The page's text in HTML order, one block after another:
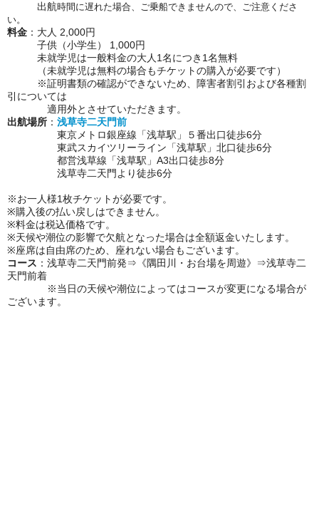
出航時間に遅れた場合、ご乗船できませんので、ご注意くださ
い。
料金 ：大人 2,000円
子供（小学生） 1,000円
未就学児は一般料金の大人1名につき1名無料
（未就学児は無料の場合もチケットの購入が必要です）
※証明書類の確認ができないため、障害者割引および各種割
引については
適用外とさせていただきます。
出航場所 ： 浅草寺二天門前
東京メトロ銀座線「浅草駅」５番出口徒歩6分
東武スカイツリーライン「浅草駅」北口徒歩6分
都営浅草線「浅草駅」A3出口徒歩8分
浅草寺二天門より徒歩6分
※お一人様1枚チケットが必要です。
※購入後の払い戻しはできません。
※料金は税込価格です。
※天候や潮位の影響で欠航となった場合は全額返金いたします。
※座席は自由席のため、座れない場合もございます。
コース ：浅草寺二天門前発⇒《隅田川・お台場を周遊》⇒浅草寺二
天門前着
※当日の天候や潮位によってはコースが変更になる場合が
ございます。